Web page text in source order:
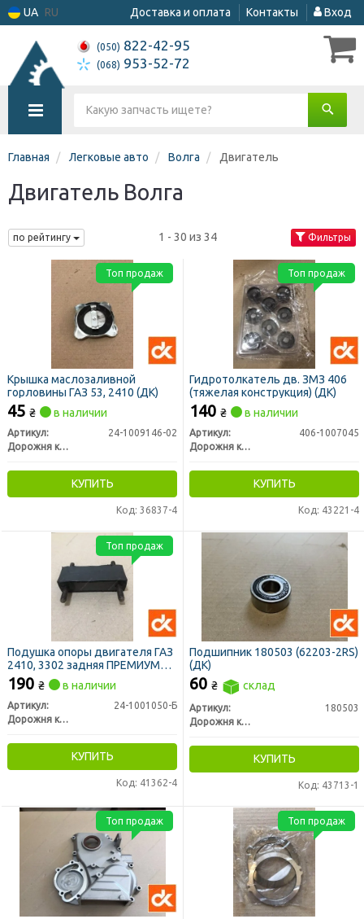
UA RU Доставка и оплата Контакты Вход
(050) 822-42-95
(068) 953-52-72
Главная Легковые авто Волга Двигатель
Двигатель Волга
по рейтингу 1 - 30 из 34 Фильтры
Крышка маслозаливной
горловины ГАЗ 53, 2410 (ДК)
45 ₴ в наличии
Артикул:
24-1009146-02
Дорожня карта
КУПИТЬ
Код: 36837-4
Топ продаж
Гидротолкатель дв. ЗМЗ 406
(тяжелая конструкция) (ДК)
140 ₴ в наличии
Артикул:
406-1007045
Дорожня карта
КУПИТЬ
Код: 43221-4
Топ продаж
Подушка опоры двигателя ГАЗ
2410, 3302 задняя ПРЕМИУМ
(ДК)
190 ₴ в наличии
Артикул:
24-1001050-Б
Дорожня карта
КУПИТЬ
Код: 41362-4
Топ продаж
Подшипник 180503 (62203-2RS)
(ДК)
60 ₴ склад
Артикул:
180503
Дорожня карта
КУПИТЬ
Код: 43713-1
Топ продаж Топ продаж